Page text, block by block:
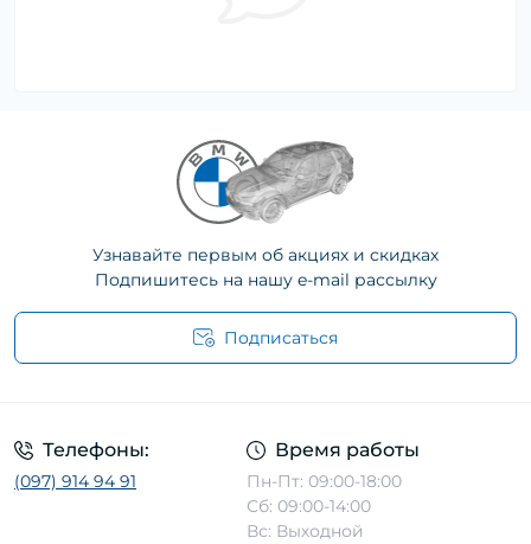
Узнавайте первым об акциях и скидках
Подпишитесь на нашу e-mail рассылку
Подписаться
Телефоны:
(097) 914 94 91
Время работы
Пн-Пт: 09:00-18:00
Сб: 09:00-14:00
Вс: Выходной